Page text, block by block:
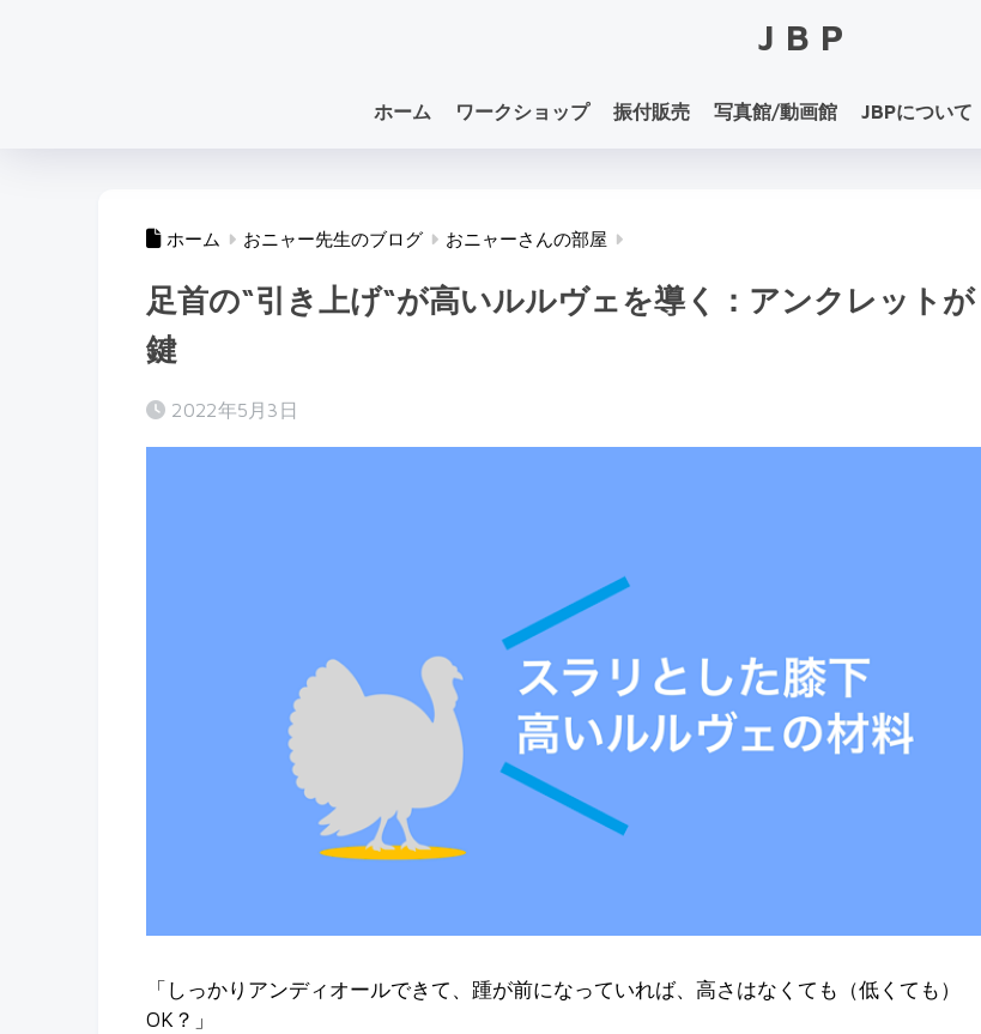
JBP
ホーム ワークショップ 振付販売 写真館/動画館 JBPについて
ホーム おニャー先生のブログ おニャーさんの部屋
足首の“引き上げ“が高いルルヴェを導く：アンクレットが
鍵
2022年5月3日
「しっかりアンディオールできて、踵が前になっていれば、高さはなくても（低くても）
OK？」